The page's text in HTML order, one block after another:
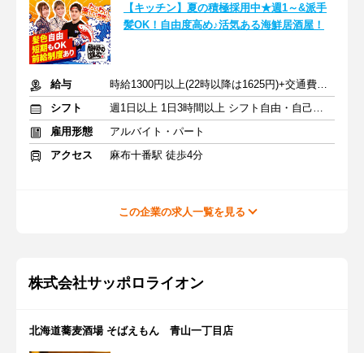
【キッチン】夏の積極採用中★週1～&派手
髪OK！自由度高め♪活気ある海鮮居酒屋！
給与
時給1300円以上(22時以降は1625円)+交通費規定内支給
シフト
週1日以上 1日3時間以上 シフト自由・自己申告
雇用形態
アルバイト・パート
アクセス
麻布十番駅 徒歩4分
この企業の求人一覧を見る
株式会社サッポロライオン
北海道蕎麦酒場 そばえもん 青山一丁目店